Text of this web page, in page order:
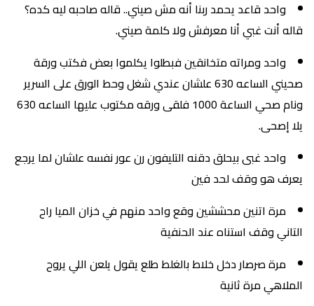
واحد قاعد يحمد ربنا أنه مش صيني.. قاله صاحبه ليه كده؟
قاله أنت غبي أنا معرفش ولا كلمة صيني.
واحد ومراته متخانقين فبطلوا يكلموا بعض فكتب ورقة
صحيني الساعه 630 علشان عندي شغل وحط الورق على السرير
ونام صحي الساعة 1000 فلقى ورقه مكتوب عليها الساعه 630
يلا إصحى.
واحد غبى بيحلق دقنه التليفون رن عور نفسه علشان لما يرجع
يعرف هو وقف لحد فين
مرة اتنين محششين وقع واحد منهم في خزان الميا راح
التاني وقف استناه عند الحنفية
مرة صرصار دخل خلاط بالغلط طلع يقول يلعن اللي يروح
الملاهي مرة ثانية